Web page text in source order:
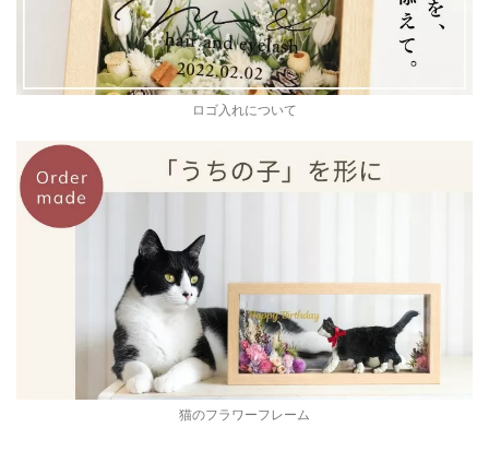
ロゴ入れについて
猫のフラワーフレーム